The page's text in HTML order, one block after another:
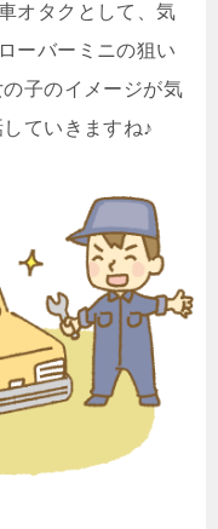
オタクとして、気
ーバーミニの狙い
子のイメージが気
ていきますね♪